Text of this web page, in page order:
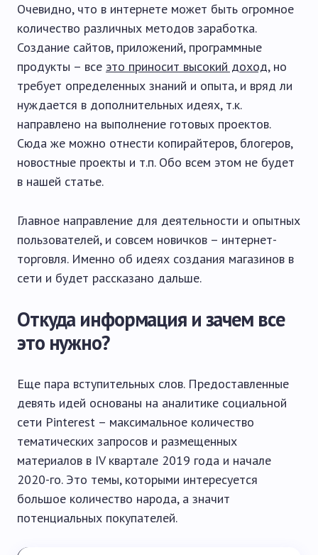
Очевидно, что в интернете может быть огромное
количество различных методов заработка.
Создание сайтов, приложений, программные
продукты – все это приносит высокий доход, но
требует определенных знаний и опыта, и вряд ли
нуждается в дополнительных идеях, т.к.
направлено на выполнение готовых проектов.
Сюда же можно отнести копирайтеров, блогеров,
новостные проекты и т.п. Обо всем этом не будет
в нашей статье.
Главное направление для деятельности и опытных
пользователей, и совсем новичков – интернет-
торговля. Именно об идеях создания магазинов в
сети и будет рассказано дальше.
Откуда информация и зачем все
это нужно?
Еще пара вступительных слов. Предоставленные
девять идей основаны на аналитике социальной
сети Pinterest – максимальное количество
тематических запросов и размещенных
материалов в IV квартале 2019 года и начале
2020-го. Это темы, которыми интересуется
большое количество народа, а значит
потенциальных покупателей.